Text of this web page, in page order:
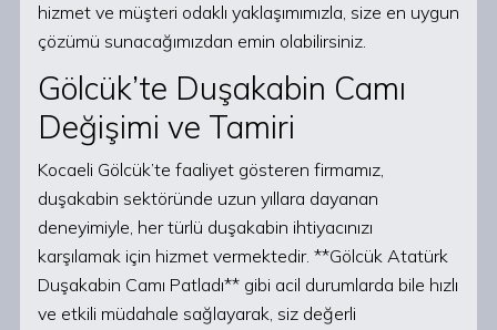
hizmet ve müşteri odaklı yaklaşımımızla, size en uygun
çözümü sunacağımızdan emin olabilirsiniz.
Gölcük’te Duşakabin Camı
Değişimi ve Tamiri
Kocaeli Gölcük’te faaliyet gösteren firmamız,
duşakabin sektöründe uzun yıllara dayanan
deneyimiyle, her türlü duşakabin ihtiyacınızı
karşılamak için hizmet vermektedir. **Gölcük Atatürk
Duşakabin Camı Patladı** gibi acil durumlarda bile hızlı
ve etkili müdahale sağlayarak, siz değerli